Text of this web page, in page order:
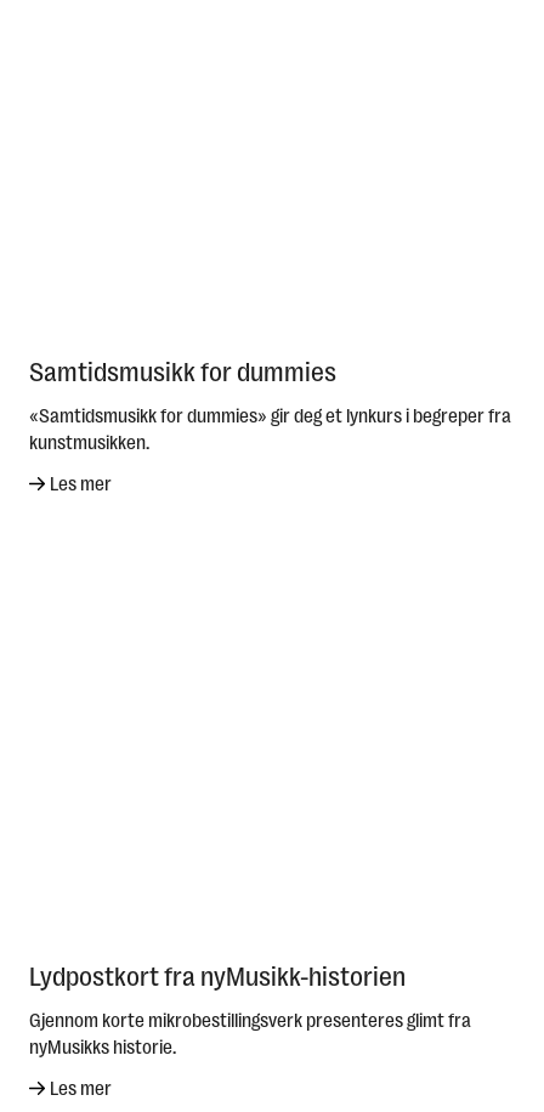
Samtidsmusikk for dummies
«Samtidsmusikk for dummies» gir deg et lynkurs i begreper fra
kunstmusikken.
Les mer
Lydpostkort fra nyMusikk-historien
Gjennom korte mikrobestillingsverk presenteres glimt fra
nyMusikks historie.
Les mer